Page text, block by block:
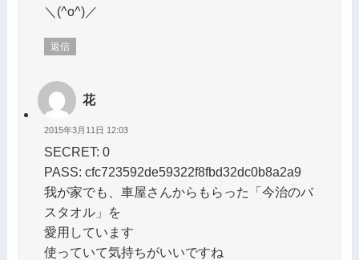
＼(^o^)／
返信
花
2015年3月11日 12:03
SECRET: 0
PASS: cfc723592de59322f8fbd32dc0b8a2a9
我が家でも、車屋さんからもらった「今治のバ
スタオル」を
愛用しています
使っていて気持ちがいいですね